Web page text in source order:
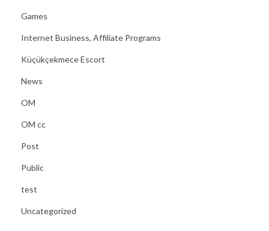
Games
Internet Business, Affiliate Programs
Küçükçekmece Escort
News
OM
OM cc
Post
Public
test
Uncategorized